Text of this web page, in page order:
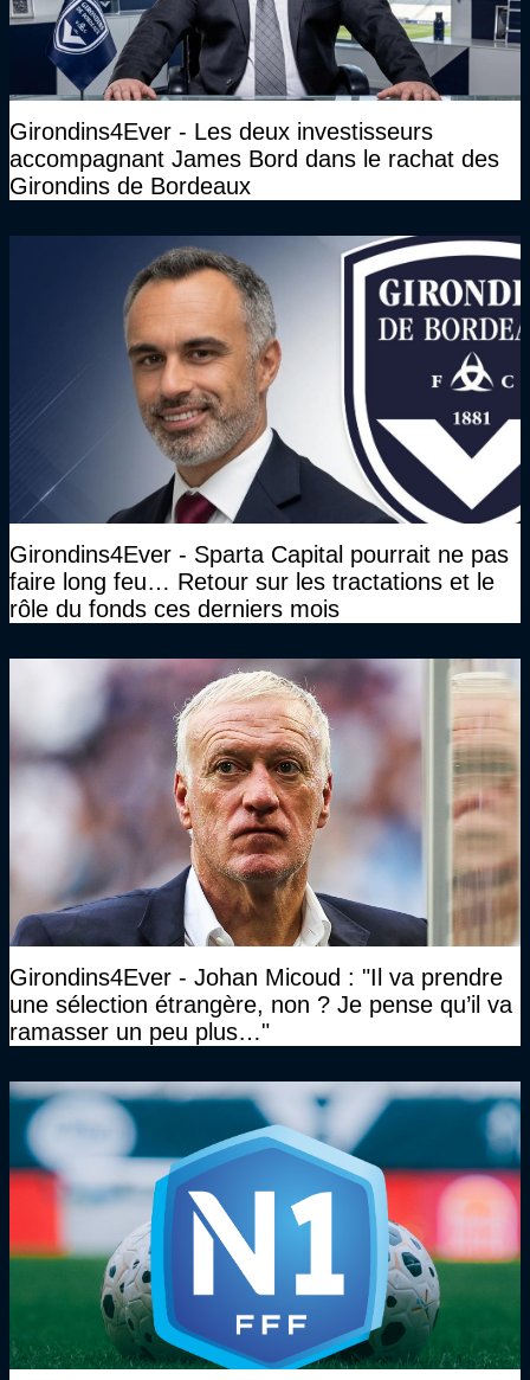
Girondins4Ever - Les deux investisseurs
accompagnant James Bord dans le rachat des
Girondins de Bordeaux
Girondins4Ever - Sparta Capital pourrait ne pas
faire long feu… Retour sur les tractations et le
rôle du fonds ces derniers mois
Girondins4Ever - Johan Micoud : "Il va prendre
une sélection étrangère, non ? Je pense qu’il va
ramasser un peu plus…"